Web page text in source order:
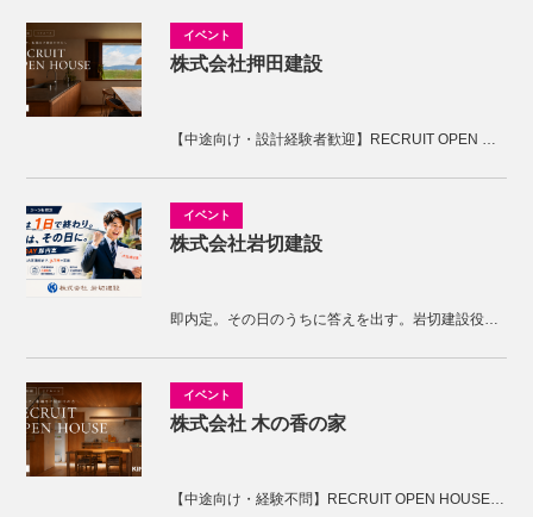
株式会社押田建設
【中途向け・設計経験者歓迎】RECRUIT OPEN HOUSE開催！KNOTの家づくりを体感しませんか。
株式会社岩切建設
即内定。その日のうちに答えを出す。岩切建設役員面接
株式会社 木の香の家
【中途向け・経験不問】RECRUIT OPEN HOUSE開催！木の香の家の家づくりを体感しませんか。